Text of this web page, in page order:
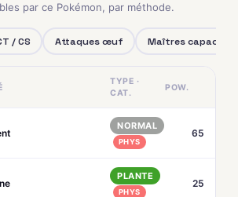
par ce Pokémon, par méthode.
/ CS Attaques œuf Maîtres capacités
TYPE ·
CAT.
POW.
NORMAL
PHYS
65
PLANTE
PHYS
25